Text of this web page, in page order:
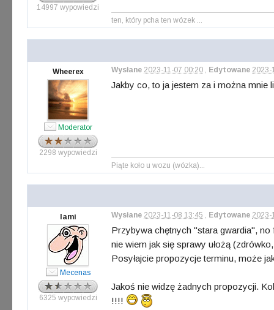
14997 wypowiedzi
ten, który pcha ten wózek ...
Wheerex
Moderator
2298 wypowiedzi
Wysłane 2023-11-07 00:20 , Edytowane 2023-
Jakby co, to ja jestem za i można mnie
Piąte koło u wozu (wózka)...
lami
Mecenas
6325 wypowiedzi
Wysłane 2023-11-08 13:45 , Edytowane 2023-
Przybywa chętnych "stara gwardia", no
nie wiem jak się sprawy ułożą
Posyłajcie propozycje terminu, może
Jakoś nie widzę żadnych propozycji.
!!!!